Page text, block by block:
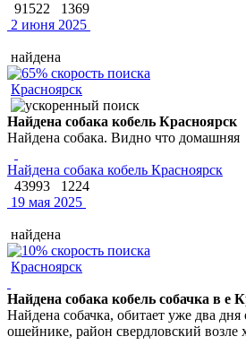
91522
1369
2 июня 2025
найдена
Красноярск
Найдена собака кобель Красноярск
Найдена собака. Видно что домашняя
Найдена собака кобель Красноярск
43993
1224
19 мая 2025
найдена
Красноярск
Найдена собака кобель собачка в е
Найдена собачка, обитает уже два дня
ошейнике, район свердловский возле